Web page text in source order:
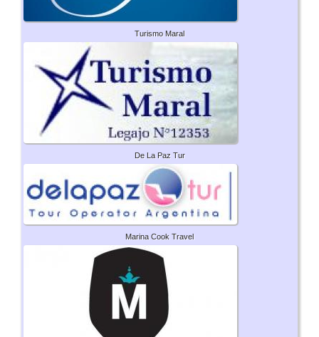
Turismo Maral
De La Paz Tur
Marina Cook Travel